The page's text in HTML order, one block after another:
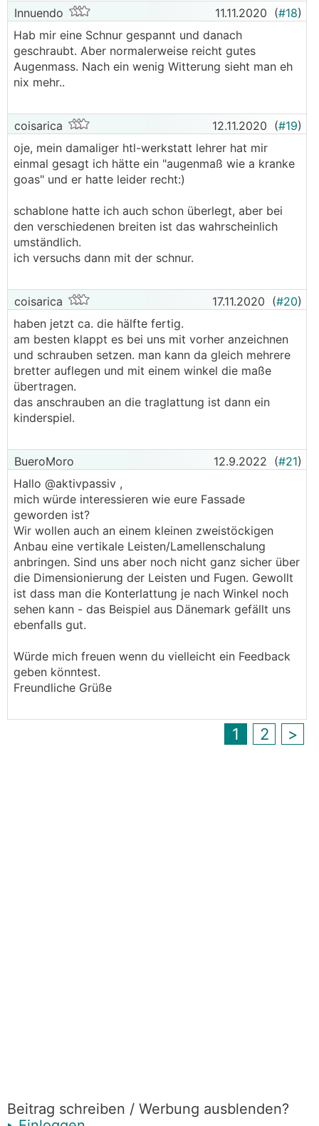
Innuendo 11.11.2020 (#18)
Hab mir eine Schnur gespannt und danach
geschraubt. Aber normalerweise reicht gutes
Augenmass. Nach ein wenig Witterung sieht man eh
nix mehr..
coisarica 12.11.2020 (#19)
oje, mein damaliger htl-werkstatt lehrer hat mir
einmal gesagt ich hätte ein "augenmaß wie a kranke
goas" und er hatte leider recht:)
schablone hatte ich auch schon überlegt, aber bei
den verschiedenen breiten ist das wahrscheinlich
umständlich.
ich versuchs dann mit der schnur.
coisarica 17.11.2020 (#20)
haben jetzt ca. die hälfte fertig.
am besten klappt es bei uns mit vorher anzeichnen
und schrauben setzen. man kann da gleich mehrere
bretter auflegen und mit einem winkel die maße
übertragen.
das anschrauben an die traglattung ist dann ein
kinderspiel.
BueroMoro 12.9.2022 (#21)
Hallo @aktivpassiv ,
mich würde interessieren wie eure Fassade
geworden ist?
Wir wollen auch an einem kleinen zweistöckigen
Anbau eine vertikale Leisten/Lamellenschalung
anbringen. Sind uns aber noch nicht ganz sicher über
die Dimensionierung der Leisten und Fugen. Gewollt
ist dass man die Konterlattung je nach Winkel noch
sehen kann - das Beispiel aus Dänemark gefällt uns
ebenfalls gut.
Würde mich freuen wenn du vielleicht ein Feedback
geben könntest.
Freundliche Grüße
1 2 >
Beitrag schreiben / Werbung ausblenden?